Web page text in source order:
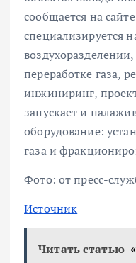
сообщается на
специализируется
переработке газа,
инжиниринг,
запускает и
оборудование:
газа и
Фото: от пресс-
Источник
Читать статью